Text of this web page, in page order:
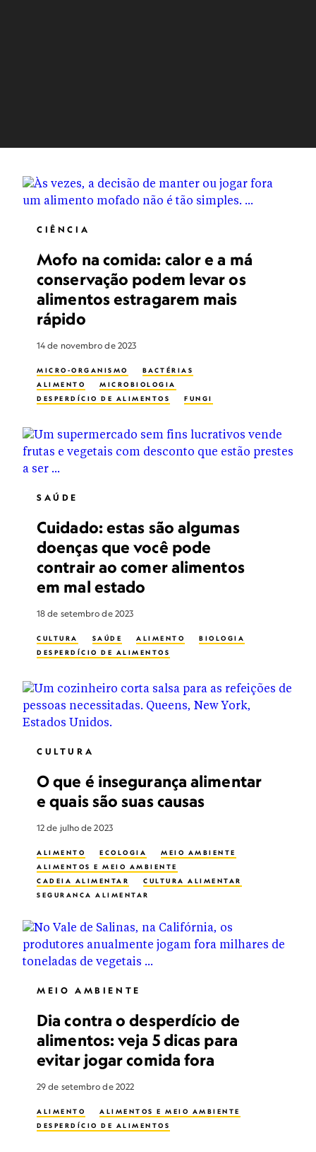
CIÊNCIA
Mofo na comida: calor e a má
conservação podem levar os
alimentos estragarem mais
rápido
14 de novembro de 2023
MICRO-ORGANISMO
BACTÉRIAS
ALIMENTO
MICROBIOLOGIA
DESPERDÍCIO DE ALIMENTOS
FUNGI
SAÚDE
Cuidado: estas são algumas
doenças que você pode
contrair ao comer alimentos
em mal estado
18 de setembro de 2023
CULTURA SAÚDE ALIMENTO
BIOLOGIA
DESPERDÍCIO DE ALIMENTOS
CULTURA
O que é insegurança alimentar
e quais são suas causas
12 de julho de 2023
ALIMENTO ECOLOGIA
MEIO AMBIENTE
ALIMENTOS E MEIO AMBIENTE
CADEIA ALIMENTAR
CULTURA ALIMENTAR
SEGURANÇA ALIMENTAR
MEIO AMBIENTE
Dia contra o desperdício de
alimentos: veja 5 dicas para
evitar jogar comida fora
29 de setembro de 2022
ALIMENTO
ALIMENTOS E MEIO AMBIENTE
DESPERDÍCIO DE ALIMENTOS